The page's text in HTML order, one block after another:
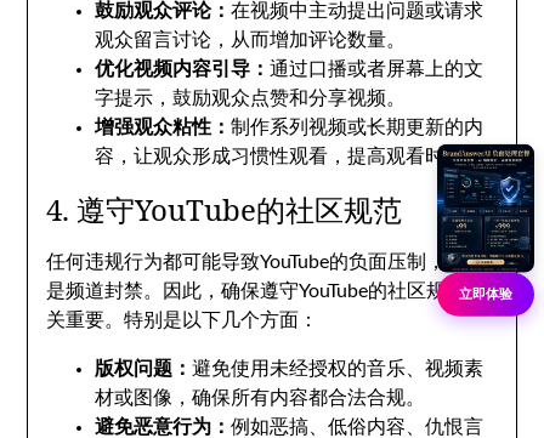
鼓励观众评论：在视频中主动提出问题或请求
观众留言讨论，从而增加评论数量。
优化视频内容引导：通过口播或者屏幕上的文
字提示，鼓励观众点赞和分享视频。
增强观众粘性：制作系列视频或长期更新的内
容，让观众形成习惯性观看，提高观看时长。
4. 遵守YouTube的社区规范
任何违规行为都可能导致YouTube的负面压制，甚至
是频道封禁。因此，确保遵守YouTube的社区规范至
关重要。特别是以下几个方面：
版权问题：避免使用未经授权的音乐、视频素
材或图像，确保所有内容都合法合规。
避免恶意行为：例如恶搞、低俗内容、仇恨言
立即体验